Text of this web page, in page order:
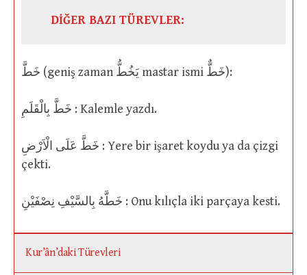
DİĞER BAZI TÜREVLER:
خَطَّ (geniş zaman يَخُطُّ mastar ismi خَطٌّ):
خَطَّ بِالْقَلَمِ : Kalemle yazdı.
خَطَّ عَلَى الْاَرْضِ : Yere bir işaret koydu ya da çizgi
çekti.
خَطَّهُ بِالسَّيْفِ نِصْفَيْنِ : Onu kılıçla iki parçaya kesti.
Kur’ân’daki Türevleri